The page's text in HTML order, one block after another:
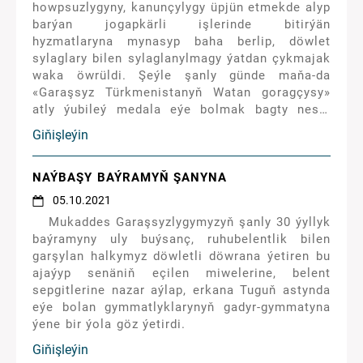
täsirini ýetirýär. Milli Liderimiz ýaş nesliň
sagdyn, berk bedenli, kämil derejede sowatly
bolmagyny esasy talap hökmünde kesgitledi. Bu
talabyň düýp özeni bolsa sagdyn durmuş
kadasyny adaty ýagdaýa öwürmek bolup durýar.
howpsuzlygyny, kanunçylygy üpjün etmekde alyp
barýan jogapkärli işlerinde bitirýän
hyzmatlaryna mynasyp baha berlip, döwlet
sylaglary bilen sylaglanylmagy ýatdan çykmajak
waka öwrüldi. Şeýle şanly günde maňa-da
«Garaşsyz Türkmenistanyň Watan goragçysy»
atly ýubileý medala eýe bolmak bagty nesip
etdi. Bu döwlet sylagy meni mundan beýläk-de
gijämi gündiz edip, ak ýürekden gulluk etmäge
ruhlandyrdy.
Giňişleýin
NAÝBAŞY BAÝRAMYŇ ŞANYNA
05.10.2021
Mukaddes Garaşsyzlygymyzyň şanly 30 ýyllyk
baýramyny uly buýsanç, ruhubelentlik bilen
garşylan halkymyz döwletli döwrana ýetiren bu
ajaýyp senäniň eçilen miwelerine, belent
sepgitlerine nazar aýlap, erkana Tuguň astynda
eýe bolan gymmatlyklarynyň gadyr-gymmatyna
ýene bir ýola göz ýetirdi.
Giňişleýin